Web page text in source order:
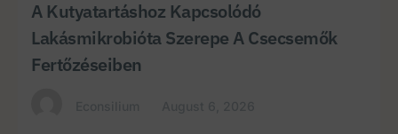
A Kutyatartáshoz Kapcsolódó
Lakásmikrobióta Szerepe A Csecsemők
Fertőzéseiben